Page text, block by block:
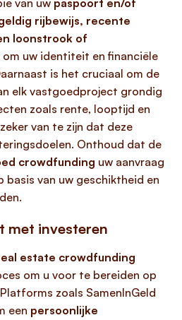
van uw paspoort en/of
rijbewijs, recente
loonstrook of
om uw identiteit en financiële
is het cruciaal om de
elk vastgoedproject grondig
zoals rente, looptijd en
van te zijn dat deze
Onthoud dat de
crowdfunding uw aanvraag
van uw geschiktheid en
met investeren
estate crowdfunding
om u voor te bereiden op
zoals SamenInGeld
een persoonlijke